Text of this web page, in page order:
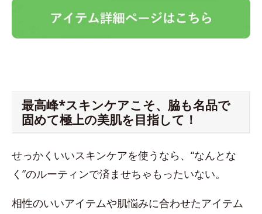
最高峰*スキンケアこそ、脇も名品で
固めて極上の美肌を目指して！
せっかくいいスキンケアを使うなら、“なんとな
く”のルーティンで済ませちゃもったいない。
相性のいいアイテムや肌悩みに合わせたアイテム